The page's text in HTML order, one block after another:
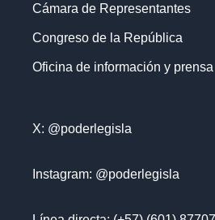
Cámara de Representantes
Congreso de la República
Oficina de información y prensa
X: @poderlegisla
Instagram: @poderlegisla